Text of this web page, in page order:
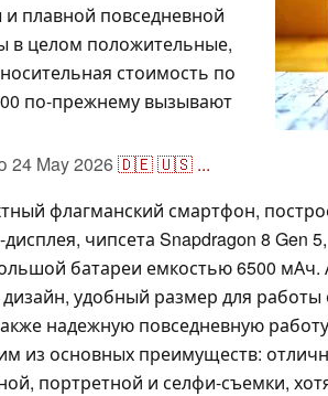
плавной повседневной
в целом положительные,
стоимость по
по-прежнему вызывают
24 May 2026🇩🇪🇺🇸 ...
флагманский смартфон,
чипсета Snapdragon 8 Gen
батареи емкостью 6500 мАч.
удобный размер для работы
надежную повседневную
из основных преимуществ:
портретной и селфи-съемки,